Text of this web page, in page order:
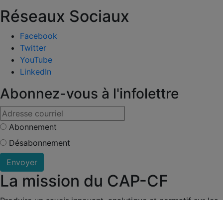
Réseaux Sociaux
Facebook
Twitter
YouTube
LinkedIn
Abonnez-vous à l'infolettre
Abonnement
Désabonnement
La mission du CAP-CF